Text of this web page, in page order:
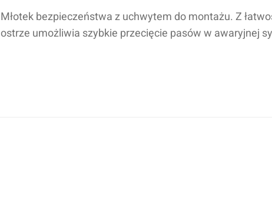
Młotek bezpieczeństwa z uchwytem do montażu. Z
ostrze umożliwia szybkie przecięcie pasów w awaryjnej